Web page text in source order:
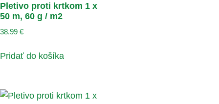
Pletivo proti krtkom 1 x
50 m, 60 g / m2
38.99 €
Pridať do košíka